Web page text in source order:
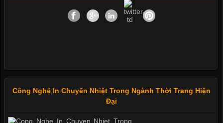
Công Nghệ In Chuyển Nhiệt Trong Ngành Thời Trang Hiện
Đại